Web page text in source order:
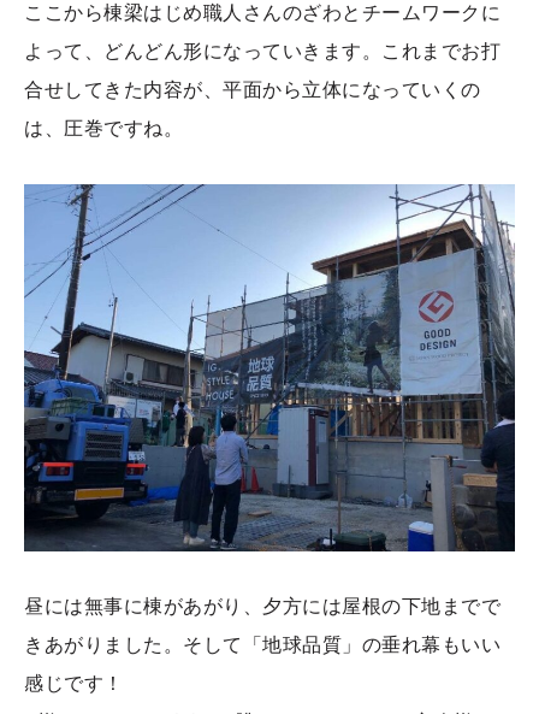
ここから棟梁はじめ職人さんのざわとチームワークに
よって、どんどん形になっていきます。これまでお打
合せしてきた内容が、平面から立体になっていくの
は、圧巻ですね。
昼には無事に棟があがり、夕方には屋根の下地までで
きあがりました。そして「地球品質」の垂れ幕もいい
感じです！